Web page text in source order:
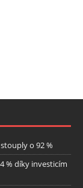
o 92 %
% díky investicím